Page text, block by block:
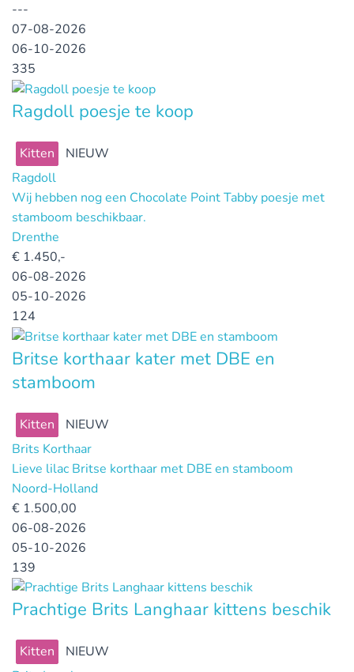
---
07-08-2026
06-10-2026
335
Ragdoll poesje te koop
Kitten
NIEUW
Ragdoll
Wij hebben nog een Chocolate Point Tabby poesje met
stamboom beschikbaar.
Drenthe
€ 1.450,-
06-08-2026
05-10-2026
124
Britse korthaar kater met DBE en
stamboom
Kitten
NIEUW
Brits Korthaar
Lieve lilac Britse korthaar met DBE en stamboom
Noord-Holland
€ 1.500,00
06-08-2026
05-10-2026
139
Prachtige Brits Langhaar kittens beschik
Kitten
NIEUW